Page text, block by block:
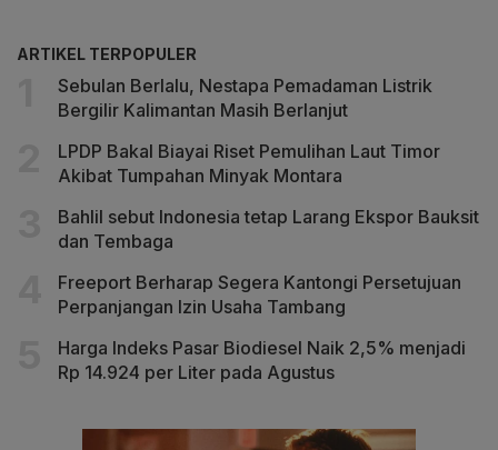
ARTIKEL TERPOPULER
Sebulan Berlalu, Nestapa Pemadaman Listrik
Bergilir Kalimantan Masih Berlanjut
LPDP Bakal Biayai Riset Pemulihan Laut Timor
Akibat Tumpahan Minyak Montara
Bahlil sebut Indonesia tetap Larang Ekspor Bauksit
dan Tembaga
Freeport Berharap Segera Kantongi Persetujuan
Perpanjangan Izin Usaha Tambang
Harga Indeks Pasar Biodiesel Naik 2,5% menjadi
Rp 14.924 per Liter pada Agustus